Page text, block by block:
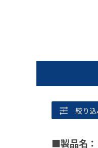
絞り込
■製品名：